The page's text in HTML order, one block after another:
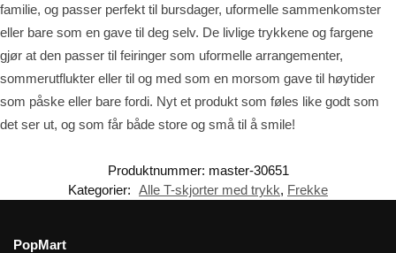
familie, og passer perfekt til bursdager, uformelle sammenkomster
eller bare som en gave til deg selv. De livlige trykkene og fargene
gjør at den passer til feiringer som uformelle arrangementer,
sommerutflukter eller til og med som en morsom gave til høytider
som påske eller bare fordi. Nyt et produkt som føles like godt som
det ser ut, og som får både store og små til å smile!
Produktnummer: master-30651
Kategorier: Alle T-skjorter med trykk, Frekke
PopMart